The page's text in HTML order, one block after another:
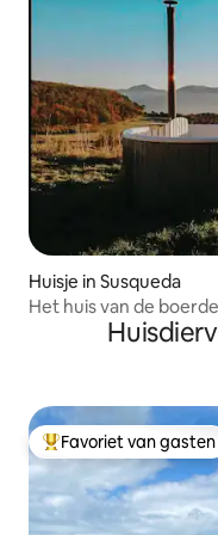
Huisje in Susqueda
Het huis van de
Topfavoriet van
Favoriet van gasten